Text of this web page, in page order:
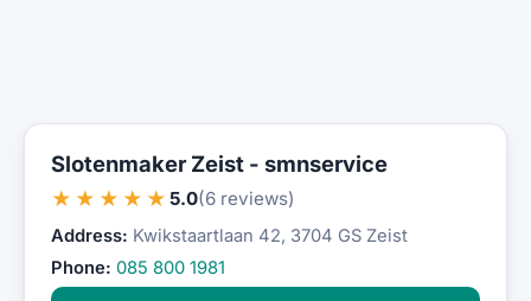
Slotenmaker Zeist - smnservice
★★★★★ 5.0(6 reviews)
Address: Kwikstaartlaan 42, 3704 GS Zeist
Phone: 085 800 1981